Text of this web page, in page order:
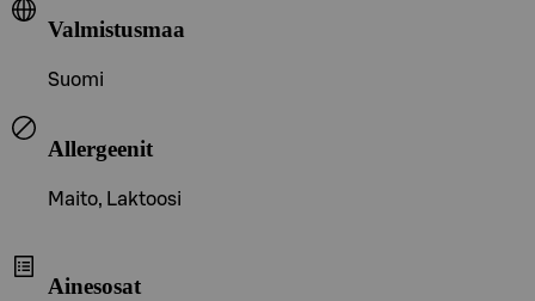
Valmistusmaa
Suomi
Allergeenit
Maito, Laktoosi
Ainesosat